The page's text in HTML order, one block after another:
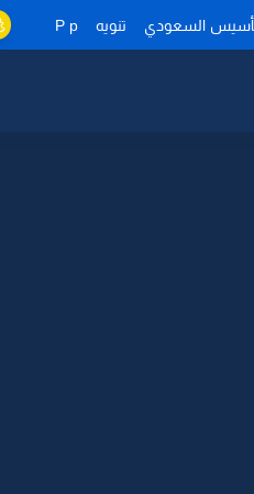
السعودي تنويه P p